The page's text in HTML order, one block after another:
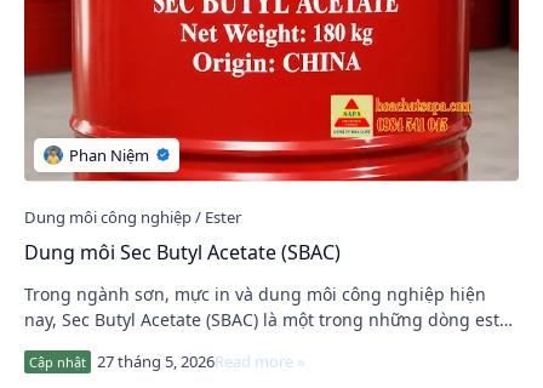
Dung môi Sec Butyl Acetate (SBAC)
Trong ngành sơn, mực in và dung môi công nghiệp hiện
nay, Sec Butyl Acetate (SBAC) là một trong những dòng ester